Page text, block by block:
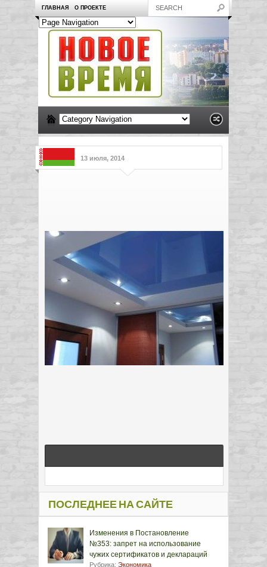
ГЛАВНАЯ О ПРОЕКТЕ
13 июля, 2014
ПОСЛЕДНЕЕ НА САЙТЕ
Изменения в Постановление
№353: запрет на использование
чужих сертификатов и деклараций
Рубрика: Экономика